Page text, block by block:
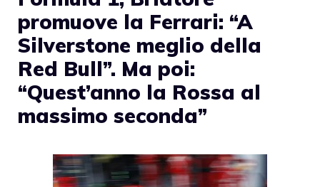
promuove la Ferrari: “A
Silverstone meglio della
Red Bull”. Ma poi:
“Quest’anno la Rossa al
massimo seconda”